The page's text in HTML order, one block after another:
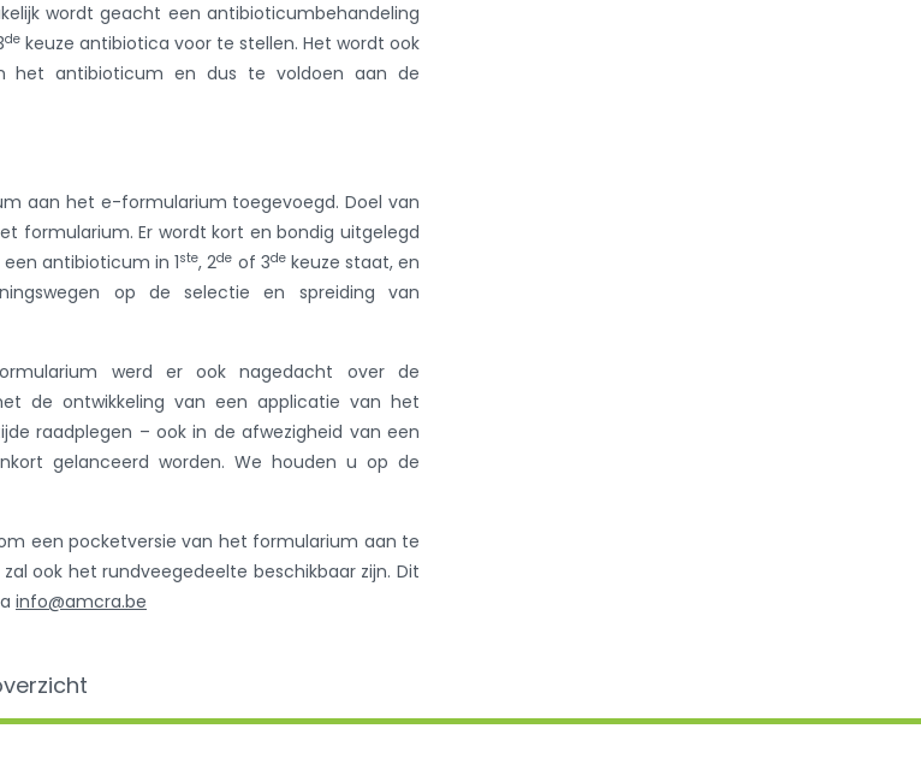
wordt geacht een antibioticumbehandeling
de keuze antibiotica voor te stellen. Het wordt ook
het antibioticum en dus te voldoen aan de
aan het e-formularium toegevoegd. Doel van
formularium. Er wordt kort en bondig uitgelegd
antibioticum in 1ste, 2de of 3dekeuze staat, en
op de selectie en spreiding van
werd er ook nagedacht over de
de ontwikkeling van een applicatie van het
raadplegen – ook in de afwezigheid van een
gelanceerd worden. We houden u op de
een pocketversie van het formularium aan te
ook het rundveegedeelte beschikbaar zijn. Dit
info@amcra.be